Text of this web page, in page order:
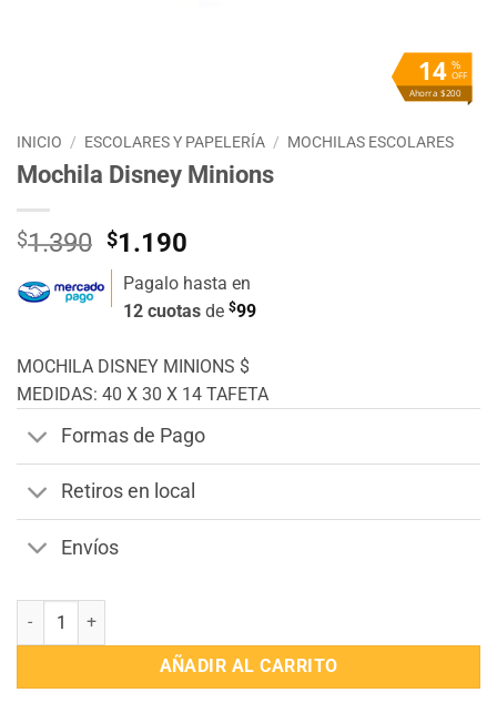
%
OFF
14
Ahorra $200
INICIO / ESCOLARES Y PAPELERÍA / MOCHILAS ESCOLARES
Mochila Disney Minions
$1.390 El
precio
original
era:
$1.190
actual
es:
Pagalo hasta en
12 cuotas de $99
MOCHILA DISNEY MINIONS $
MEDIDAS: 40 X 30 X 14 TAFETA
Formas de Pago
Retiros en local
Envíos
Mochila Disney Minions cantidad
AÑADIR AL CARRITO